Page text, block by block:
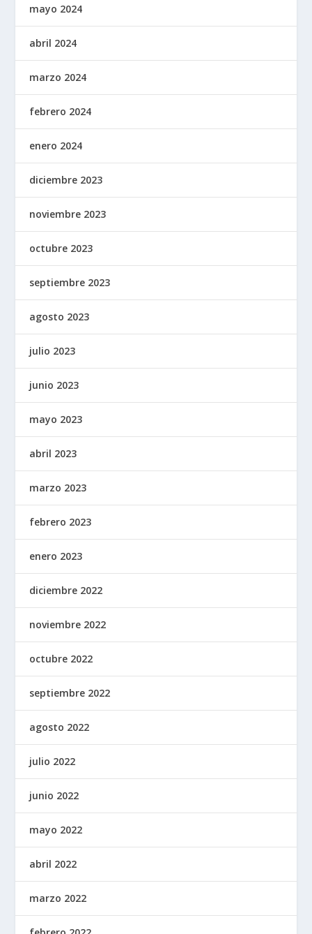
mayo 2024
abril 2024
marzo 2024
febrero 2024
enero 2024
diciembre 2023
noviembre 2023
octubre 2023
septiembre 2023
agosto 2023
julio 2023
junio 2023
mayo 2023
abril 2023
marzo 2023
febrero 2023
enero 2023
diciembre 2022
noviembre 2022
octubre 2022
septiembre 2022
agosto 2022
julio 2022
junio 2022
mayo 2022
abril 2022
marzo 2022